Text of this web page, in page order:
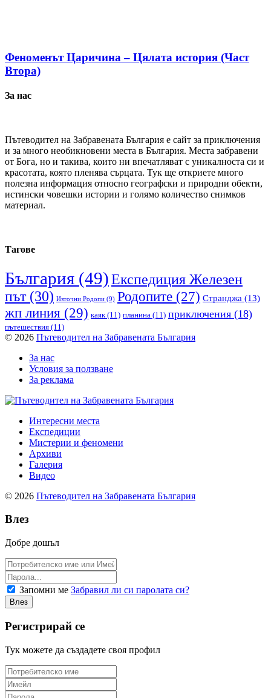
Феноменът Царичина – Цялата история (Част
Втора)
За нас
Пътеводител на Забравената България е сайт за приключения
и за много необикновени места в България. Места забравени
от Бога, но и такива, които ни впечатляват с уникалноста си и
красотата, която пленява сърцата. Тук ще откриете много
полезна информация относно географски и природни обекти,
истински човешки истории и голямо количество снимков
материал.
Тагове
България (49)Експедиция Железен
път(30) Източни Родопи (9) Родопите (27) Странджа (13)
жп линия (29) каяк (11) планина (11) приключения (18)
пътешествия (11)
© 2026 Пътеводител на Забравената България
За нас
Условия за ползване
За реклама
Интересни места
Експедиции
Мистерии и феномени
Архиви
Галерия
Видео
© 2026 Пътеводител на Забравената България
Влез
Добре дошъл
Запомни ме Забравил ли си паролата си?
Регистрирай се
Тук можете да създадете своя профил